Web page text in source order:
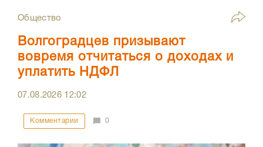
Общество
Волгоградцев призывают
вовремя отчитаться о доходах и
уплатить НДФЛ
07.08.2026 12:02
Комментарии 0